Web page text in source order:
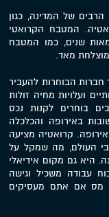
הרבים של המדינה, כגון
המטבח הקרואטי
שנים, כמו המטבח
מאד.
חברות הבוחרות להעביר
ועלויות מחיה זולות
בוחרים לקנות נכס
באירופה והכלכלה
קרואטיה מציעה
מ-50 מדינות ברחבי העולם, מה שמקל על
היא גם מקום אידיאלי
עבודה משכיל וגישה
מס אם אתם מעסיקים